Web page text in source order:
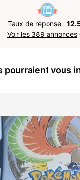
Taux de réponse :
Voir les 389 annonces
pourraient vous